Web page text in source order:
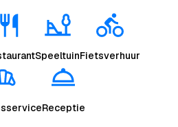
SpeeltuinFietsverhuur
Receptie